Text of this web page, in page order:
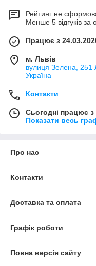
Рейтинг не
Менше 5 відгуків за
Працює з
м. Львів
вулиця Зелена, 251
Україна
Контакти
Сьогодні працює
Показати весь
Про нас
Контакти
Доставка та оплата
Графік роботи
Повна версія сайту